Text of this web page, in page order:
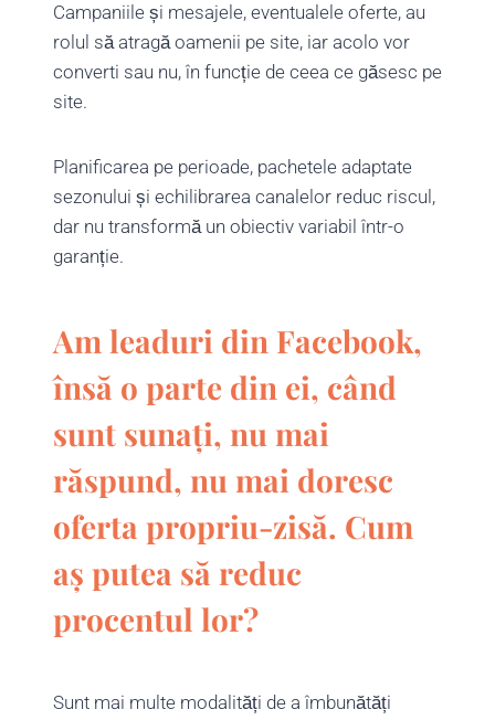
Campaniile și mesajele, eventualele oferte, au
rolul să atragă oamenii pe site, iar acolo vor
converti sau nu, în funcție de ceea ce găsesc pe
site.
Planificarea pe perioade, pachetele adaptate
sezonului și echilibrarea canalelor reduc riscul,
dar nu transformă un obiectiv variabil într-o
garanție.
Am leaduri din Facebook,
însă o parte din ei, când
sunt sunați, nu mai
răspund, nu mai doresc
oferta propriu-zisă. Cum
aș putea să reduc
procentul lor?
Sunt mai multe modalități de a îmbunătăți